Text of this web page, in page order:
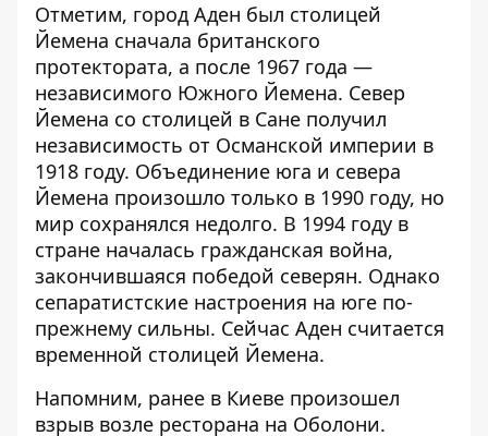
Отметим, город Аден был столицей
Йемена сначала британского
протектората, а после 1967 года —
независимого Южного Йемена. Север
Йемена со столицей в Сане получил
независимость от Османской империи в
1918 году. Объединение юга и севера
Йемена произошло только в 1990 году, но
мир сохранялся недолго. В 1994 году в
стране началась гражданская война,
закончившаяся победой северян. Однако
сепаратистские настроения на юге по-
прежнему сильны. Сейчас Аден считается
временной столицей Йемена.
Напомним, ранее в Киеве произошел
взрыв возле ресторана на Оболони.